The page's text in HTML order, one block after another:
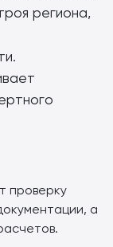
региона,
проверку
а